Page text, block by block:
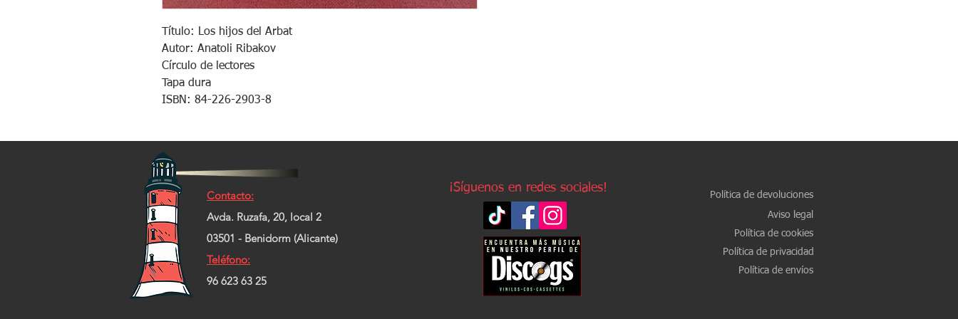
Título: Los hijos del Arbat
Autor: Anatoli Ribakov
Círculo de lectores
Tapa dura
ISBN: 84-226-2903-8
Contacto:
Avda. Ruzafa, 20, local 2
03501 - Benidorm (Alicante)
Teléfono:
96 623 63 25
¡Síguenos en redes sociales!
Política de devoluciones
Aviso legal
Política de cookies
Política de privacidad
Política de envíos